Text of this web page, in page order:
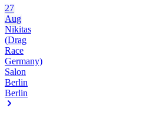
27
Aug
Nikitas
(Drag
Race
Germany)
Salon
Berlin
Berlin